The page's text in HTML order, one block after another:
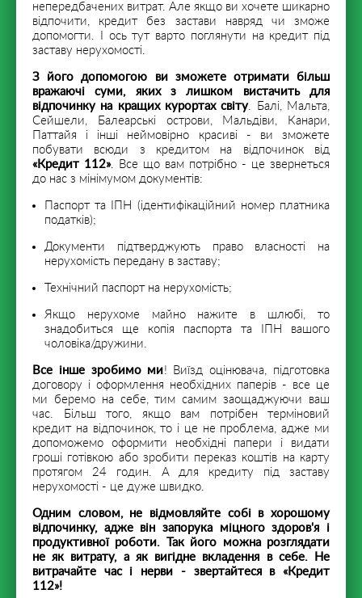
непередбачених витрат. Але якщо ви хочете шикарно
відпочити, кредит без застави навряд чи зможе
допомогти. І ось тут варто поглянути на кредит під
заставу нерухомості.
З його допомогою ви зможете отримати більш
вражаючі суми, яких з лишком вистачить для
відпочинку на кращих курортах світу. Балі, Мальта,
Сейшели, Балеарські острови, Мальдіви, Канари,
Паттайя і інші неймовірно красиві - ви зможете
побувати всюди з кредитом на відпочинок від
«Кредит 112». Все що вам потрібно - це звернеться
до нас з мінімумом документів:
Паспорт та ІПН (ідентифікаційний номер платника
податків);
Документи підтверджують право власності на
нерухомість передану в заставу;
Технічний паспорт на нерухомість;
Якщо нерухоме майно нажите в шлюбі, то
знадобиться ще копія паспорта та ІПН вашого
чоловіка/дружини.
Все інше зробимо ми! Виїзд оцінювача, підготовка
договору і оформлення необхідних паперів - все це
ми беремо на себе, тим самим заощаджуючи ваш
час. Більш того, якщо вам потрібен терміновий
кредит на відпочинок, то і це не проблема, адже ми
допоможемо оформити необхідні папери і видати
гроші готівкою або зробити переказ коштів на карту
протягом 24 годин. А для кредиту під заставу
нерухомості - це дуже швидко.
Одним словом, не відмовляйте собі в хорошому
відпочинку, адже він запорука міцного здоров'я і
продуктивної роботи. Так його можна розглядати
не як витрату, а як вигідне вкладення в себе. Не
витрачайте час і нерви - звертайтеся в «Кредит
112»!